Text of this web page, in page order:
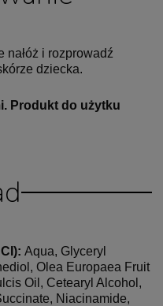
nałóż i rozprowadź
dziecka.
Produkt do użytku
Aqua, Glyceryl
Olea Europaea Fruit
Oil, Cetearyl Alcohol,
Niacinamide,